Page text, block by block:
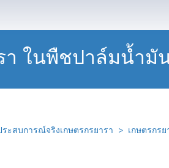
า ในพืชปาล์มน้ำมั
ระสบการณ์จริงเกษตรกรยารา เกษตรกร